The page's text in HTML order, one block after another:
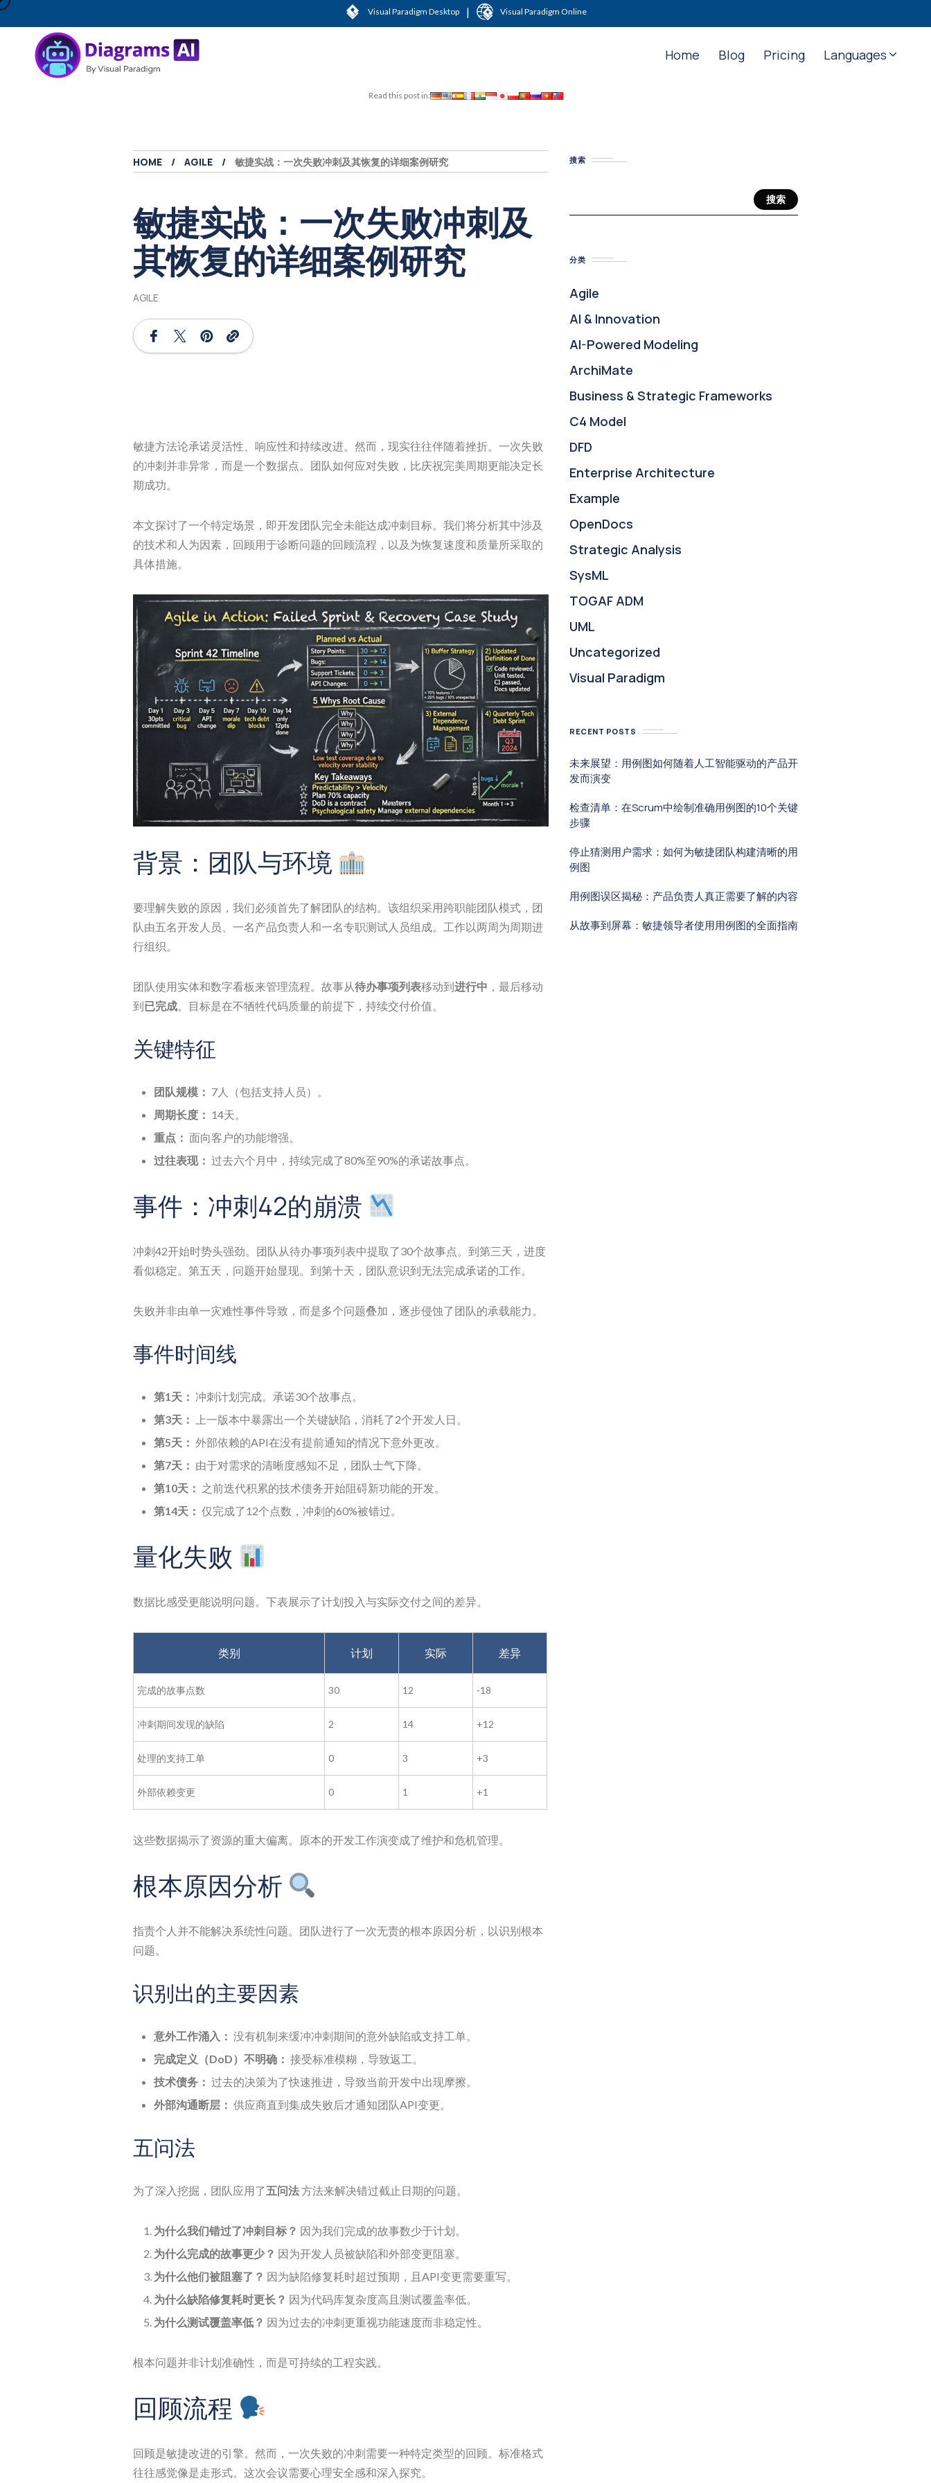
Visual Paradigm Desktop | Visual Paradigm Online
Home Blog Pricing Languages
Read this post in:
HOME AGILE 敏捷实战：一次失败冲刺及其恢复的详细案例研究
敏捷实战：一次失败冲刺及
其恢复的详细案例研究
AGILE
敏捷方法论承诺灵活性、响应性和持续改进。然而，现实往往伴随着挫折。一次失败
的冲刺并非异常，而是一个数据点。团队如何应对失败，比庆祝完美周期更能决定长
期成功。
本文探讨了一个特定场景，即开发团队完全未能达成冲刺目标。我们将分析其中涉及
的技术和人为因素，回顾用于诊断问题的回顾流程，以及为恢复速度和质量所采取的
具体措施。
背景：团队与环境
要理解失败的原因，我们必须首先了解团队的结构。该组织采用跨职能团队模式，团
队由五名开发人员、一名产品负责人和一名专职测试人员组成。工作以两周为周期进
行组织。
团队使用实体和数字看板来管理流程。故事从待办事项列表移动到进行中 ，最后移动
到已完成。目标是在不牺牲代码质量的前提下，持续交付价值。
关键特征
团队规模： 7人（包括支持人员）。
周期长度： 14天。
重点： 面向客户的功能增强。
过往表现： 过去六个月中，持续完成了80%至90%的承诺故事点。
事件：冲刺42的崩溃
冲刺42开始时势头强劲。团队从待办事项列表中提取了30个故事点。到第三天，进度
看似稳定。第五天，问题开始显现。到第十天，团队意识到无法完成承诺的工作。
失败并非由单一灾难性事件导致，而是多个问题叠加，逐步侵蚀了团队的承载能力。
事件时间线
第1天： 冲刺计划完成。承诺30个故事点。
第3天：
上一版本中暴露出一个关键缺陷，消耗了2个开发人日。
第5天： 外部依赖的API在没有提前通知的情况下意外更改。
第7天： 由于对需求的清晰度感知不足，团队士气下降。
第10天： 之前迭代积累的技术债务开始阻碍新功能的开发。
第14天： 仅完成了12个点数，冲刺的60%被错过。
量化失败
数据比感受更能说明问题。下表展示了计划投入与实际交付之间的差异。
类别 计划 实际 差异
完成的故事点数 30 12 -18
冲刺期间发现的缺陷 2 14 +12
处理的支持工单 0 3 +3
外部依赖变更 0 1 +1
这些数据揭示了资源的重大偏离。原本的开发工作演变成了维护和危机管理。
根本原因分析
指责个人并不能解决系统性问题。团队进行了一次无责的根本原因分析，以识别根本
问题。
识别出的主要因素
意外工作涌入： 没有机制来缓冲冲刺期间的意外缺陷或支持工单。
完成定义（DoD）不明确： 接受标准模糊，导致返工。
技术债务： 过去的决策为了快速推进，导致当前开发中出现摩擦。
外部沟通断层： 供应商直到集成失败后才通知团队API变更。
五问法
为了深入挖掘，团队应用了五问法方法来解决错过截止日期的问题。
为什么我们错过了冲刺目标？ 因为我们完成的故事数少于计划。
为什么完成的故事更少？ 因为开发人员被缺陷和外部变更阻塞。
为什么他们被阻塞了？ 因为缺陷修复耗时超过预期，且API变更需要重写。
为什么缺陷修复耗时更长？ 因为代码库复杂度高且测试覆盖率低。
为什么测试覆盖率低？ 因为过去的冲刺更重视功能速度而非稳定性。
根本问题并非计划准确性，而是可持续的工程实践。
回顾流程
回顾是敏捷改进的引擎。然而，一次失败的冲刺需要一种特定类型的回顾。标准格式
往往感觉像是走形式。这次会议需要心理安全感和深入探究。
搜索
搜索
分类
Agile
AI & Innovation
AI-Powered Modeling
ArchiMate
Business & Strategic Frameworks
C4 Model
DFD
Enterprise Architecture
Example
OpenDocs
Strategic Analysis
SysML
TOGAF ADM
UML
Uncategorized
Visual Paradigm
RECENT POSTS
未来展望：用例图如何随着人工智能驱动的产品开
发而演变
检查清单：在Scrum中绘制准确用例图的10个关键
步骤
停止猜测用户需求：如何为敏捷团队构建清晰的用
例图
用例图误区揭秘：产品负责人真正需要了解的内容
从故事到屏幕：敏捷领导者使用用例图的全面指南